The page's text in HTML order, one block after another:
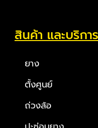
สินค้า และบริการ
ยาง
ตั้งศูนย์
ถ่วงล้อ